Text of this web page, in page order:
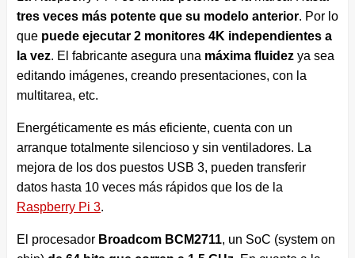
tresveces más potente que su modelo anterior. Por lo
que puede ejecutar 2 monitores 4K independientes a
la vez. El fabricante asegura una máxima fluidezya sea
editando imágenes, creando presentaciones, con la
multitarea, etc.
Energéticamente es más eficiente, cuenta con un
arranque totalmente silencioso y sin ventiladores. La
mejora de los dos puestos USB 3, pueden transferir
datos hasta 10 veces más rápidos que los de la
Raspberry Pi 3.
El procesador Broadcom BCM2711, un SoC (system on